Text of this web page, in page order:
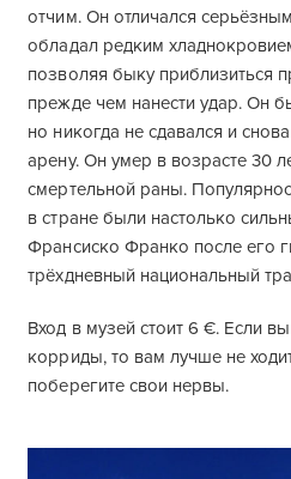
отчим. Он отличался
обладал редким
позволяя быку приблизиться
прежде чем нанести удар. Он
но никогда не сдавался и
арену. Он умер в возрасте 30
смертельной раны.
в стране были настолько
Франсиско Франко после его
трёхдневный национальный
Вход в музей стоит 6 €. Если
корриды, то вам лучше не
поберегите свои нервы.